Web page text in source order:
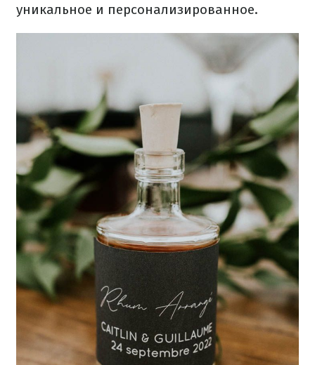
уникальное и персонализированное.